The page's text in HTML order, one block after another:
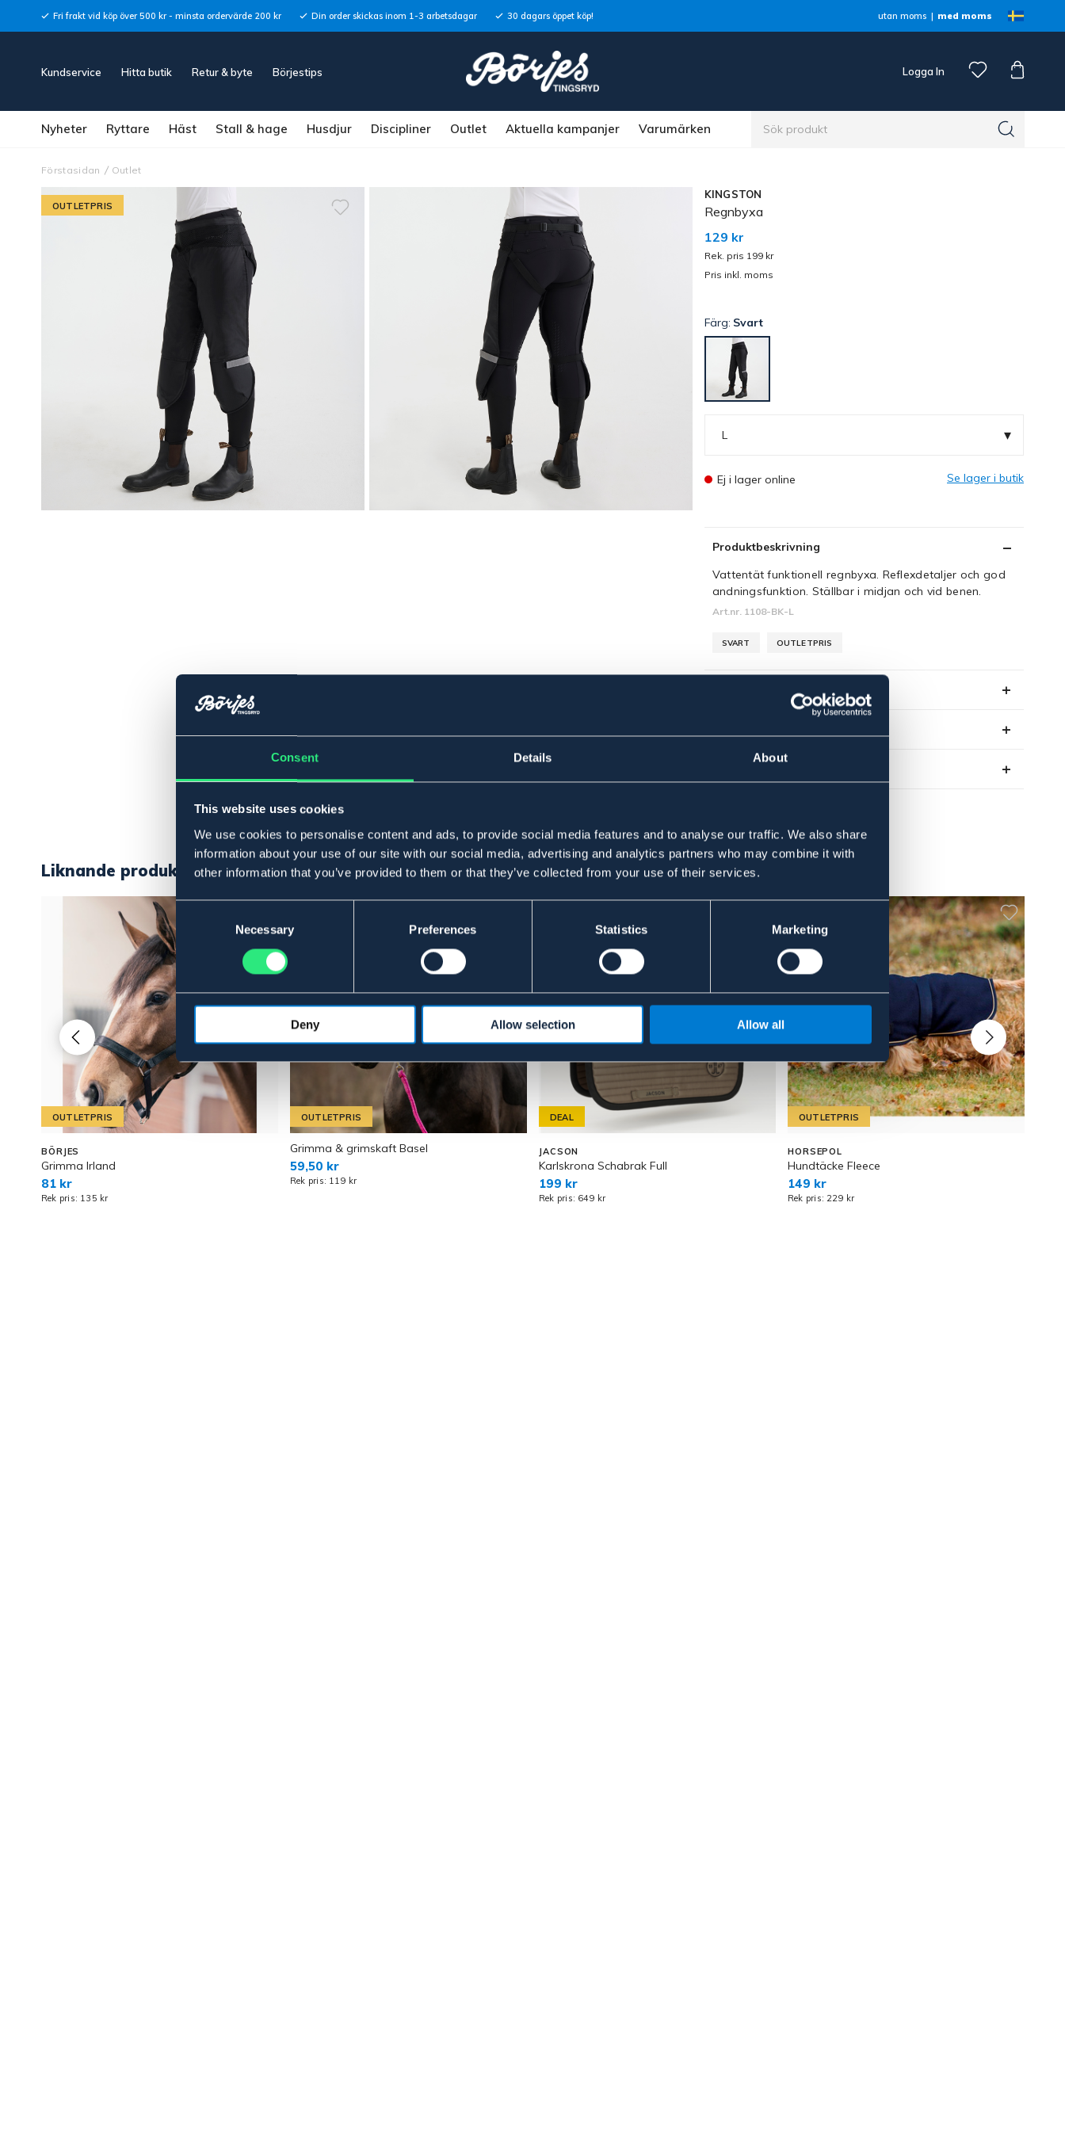
Consent Details About
This website uses cookies
We use cookies to personalise content and ads, to provide social media features and to analyse our traffic. We also share
information about your use of our site with our social media, advertising and analytics partners who may combine it with
other information that you’ve provided to them or that they’ve collected from your use of their services.
Selection
Necessary Preferences Statistics Marketing
Deny Allow selection Allow all
Fri frakt vid köp över 500 kr - minsta ordervärde 200 kr Din order skickas inom 1-3 arbetsdagar 30 dagars öppet köp! utan moms med moms
Kundservice Hitta butik Retur & byte Börjestips Logga In
Nyheter Ryttare Häst Stall & hage Husdjur Discipliner Outlet Aktuella kampanjer Varumärken
Förstasidan Outlet
OUTLETPRIS
KINGSTON
Regnbyxa
129 kr
Rek. pris 199 kr
Pris inkl. moms
Färg: Svart
L ▾
Ej i lager online Se lager i butik
Produktbeskrivning
Vattentät funktionell regnbyxa. Reflexdetaljer och god
andningsfunktion. Ställbar i midjan och vid benen.
Art.nr. 1108-BK-L
SVART OUTLETPRIS
Liknande produkter
OUTLETPRIS
BÖRJES
Grimma Irland
81 kr
Rek pris: 135 kr
OUTLETPRIS
Grimma & grimskaft Basel
59,50 kr
Rek pris: 119 kr
DEAL
JACSON
Karlskrona Schabrak Full
199 kr
Rek pris: 649 kr
OUTLETPRIS
HORSEPOL
Hundtäcke Fleece
149 kr
Rek pris: 229 kr